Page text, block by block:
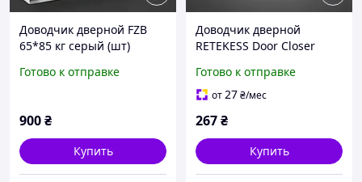
Доводчик дверной FZB
65*85 кг серый (шт)
Готово к отправке
900₴
Купить
Доводчик дверной
RETEKESS Door Closer
м, усилие 800 г, клей/
шурупы, чёрный/белый
Готово к отправке
от27₴/мес
267₴
Купить